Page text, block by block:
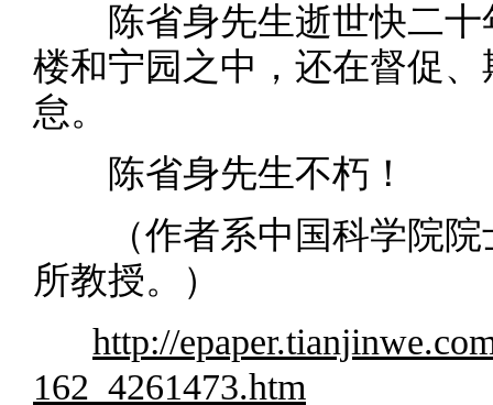
陈省身先生逝世快二十
楼和宁园之中，还在督促
怠。
陈省身先生不朽！
（作者系中国科学院院
所教授。）
http://
162_4261473.htm